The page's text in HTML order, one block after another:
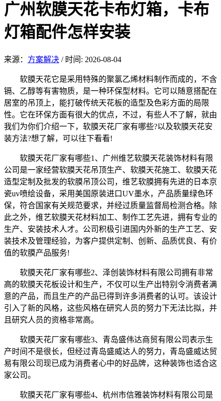
广州软膜天花卡布灯箱，卡布
灯箱配件怎样安装
来源： 方案解决 / 时间: 2026-08-04
软膜天花它是采用特殊的聚氯乙烯材料制作而成的，不含
镉、乙醇等有害物质，是一种环保型材料。它可以随意搭配在
居室的吊顶上，能打破传统天花板的造型及色彩方面的局限
性。它在环保方面有很大的优点，不过，有些人不了解，就由
我们为你们介绍一下，软膜天花厂家有哪些?以及软膜天花安
装方法?想了解，可以往下看看!
软膜天花厂家有哪些1、广州维艺软膜天花装饰材料有限
公司是一家经营软膜天花吊顶生产、软膜天花施工、软膜天花
造型定制及批发的软膜吊顶公司，维艺软膜拥有先进的日本京
瓷uv喷绘设备，采用美国原装进口UV墨水，产品质量绿色环
保，符合国家有关规范要求，并经过质量监督局检测合格。除
此之外，维艺软膜天花材料加工、制作工艺先进，拥有专业的
生产、安装技术人才。公司积极引进国内外新的生产工艺、安
装技术及管理经验，为客户提供定制、创新、品质优良、有价
值的软膜产品服务!
软膜天花厂家有哪些2、泽创装饰材料有限公司拥有非常
高的软膜天花板设计和生产，不仅可以生产出特别令消费者满
意的产品，而且生产的产品已得到许多消费者的认可。该设计
引入了新的风格，这些风格在研究人员的努力下无法比拟，并
且研究人员的资格非常高。
软膜天花厂家有哪些3、青岛盛伟达商贸有限公司表示生
产时间不是很长，但经过青岛盛威达人的努力，青岛盛威达贸
易有限公司现已成为消费者心中的好品牌，这种装饰也适合这
家公司。
软膜天花厂家有哪些4、杭州市信雅装饰材料有限公司是